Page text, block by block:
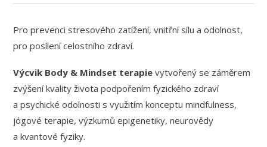
Pro prevenci stresového zatížení, vnitřní sílu a odolnost,
pro posílení celostního zdraví.
Výcvik Body & Mindset terapie vytvořený se záměrem
zvýšení kvality života podpořením fyzického zdraví
a psychické odolnosti s využitím konceptu mindfulness,
jógové terapie, výzkumů epigenetiky, neurovědy
a kvantové fyziky.